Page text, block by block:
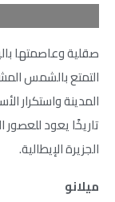
صقلية وعاصمتها
التمتع بالشمس
المدينة واستكرار
تاريخًا يعود
الجزيرة الإيطالية.
ميلانو